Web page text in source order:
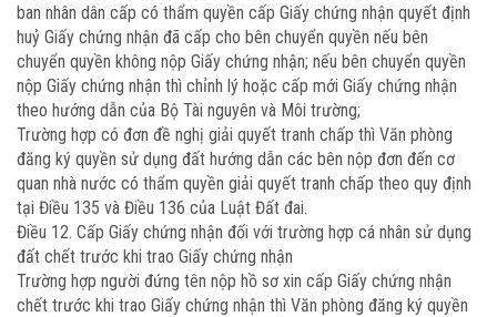
ban nhân dân cấp có thẩm quyền cấp Giấy chứng nhận quyết định
huỷ Giấy chứng nhận đã cấp cho bên chuyển quyền nếu bên
chuyển quyền không nộp Giấy chứng nhận; nếu bên chuyển quyền
nộp Giấy chứng nhận thì chỉnh lý hoặc cấp mới Giấy chứng nhận
theo hướng dẫn của Bộ Tài nguyên và Môi trường;
Trường hợp có đơn đề nghị giải quyết tranh chấp thì Văn phòng
đăng ký quyền sử dụng đất hướng dẫn các bên nộp đơn đến cơ
quan nhà nước có thẩm quyền giải quyết tranh chấp theo quy định
tại Điều 135 và Điều 136 của Luật Đất đai.
Điều 12. Cấp Giấy chứng nhận đối với trường hợp cá nhân sử dụng
đất chết trước khi trao Giấy chứng nhận
Trường hợp người đứng tên nộp hồ sơ xin cấp Giấy chứng nhận
chết trước khi trao Giấy chứng nhận thì Văn phòng đăng ký quyền